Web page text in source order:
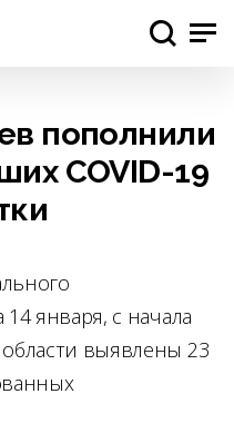
пополнили
COVID-19
января, с начала
выявлены 23